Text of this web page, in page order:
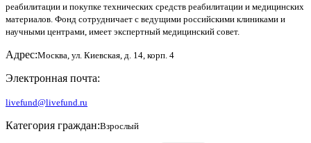
реабилитации и покупке технических средств реабилитации и медицинских
материалов. Фонд сотрудничает с ведущими российскими клиниками и
научными центрами, имеет экспертный медицинский совет.
Адрес:Москва, ул. Киевская, д. 14, корп. 4
Электронная почта:
livefund@livefund.ru
Категория граждан:Взрослый